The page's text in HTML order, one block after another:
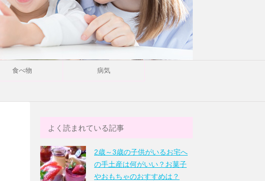
食べ物 病気
よく読まれている記事
2歳～3歳の子供がいるお宅へ
の手土産は何がいい？お菓子
やおもちゃのおすすめは？